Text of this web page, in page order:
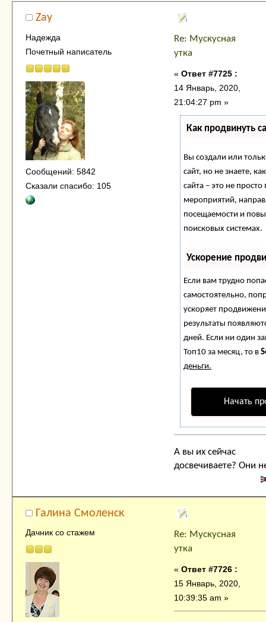
(Прочитано 1051074 раз)
Zay
Надежда
Почетный написатель
Сообщений: 5842
Сказали спасибо: 105
Re: Мускусная
утка
« Ответ #7725 :
14 Январь, 2020,
21:04:27 pm »
Как продвинуть
Вы создали или
сайт, но не знаете,
сайта – это не
мероприятий,
посещаемости и
поисковых системах.
Ускорение
Если вам трудно
самостоятельно,
ускоряет
результаты
дней. Если ни один
Топ10 за месяц, то в
деньги.
Начать
А вы их сейчас
досвечиваете? Они
Галина Смоленск
Дачник со стажем
Re: Мускусная
утка
« Ответ #7726 :
15 Январь, 2020,
10:39:35 am »